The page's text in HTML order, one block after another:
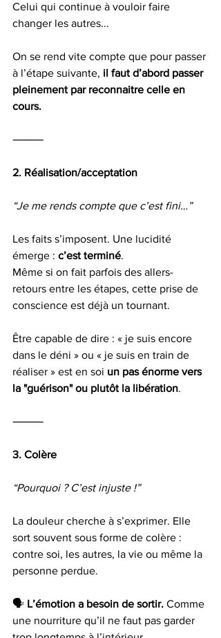
Celui qui continue à vouloir faire
changer les autres...
On se rend vite compte que pour passer
à l’étape suivante, il faut d’abord passer
pleinement par reconnaitre celle en
cours.
⸻
2. Réalisation/acceptation
“Je me rends compte que c’est fini…”
Les faits s’imposent. Une lucidité
émerge : c’est terminé.
Même si on fait parfois des allers-
retours entre les étapes, cette prise de
conscience est déjà un tournant.
Être capable de dire : « je suis encore
dans le déni » ou « je suis en train de
réaliser » est en soi un pas énorme vers
la "guérison" ou plutôt la libération.
⸻
3. Colère
“Pourquoi ? C’est injuste !”
La douleur cherche à s’exprimer. Elle
sort souvent sous forme de colère :
contre soi, les autres, la vie ou même la
personne perdue.
🗣️ L’émotion a besoin de sortir. Comme
une nourriture qu’il ne faut pas garder